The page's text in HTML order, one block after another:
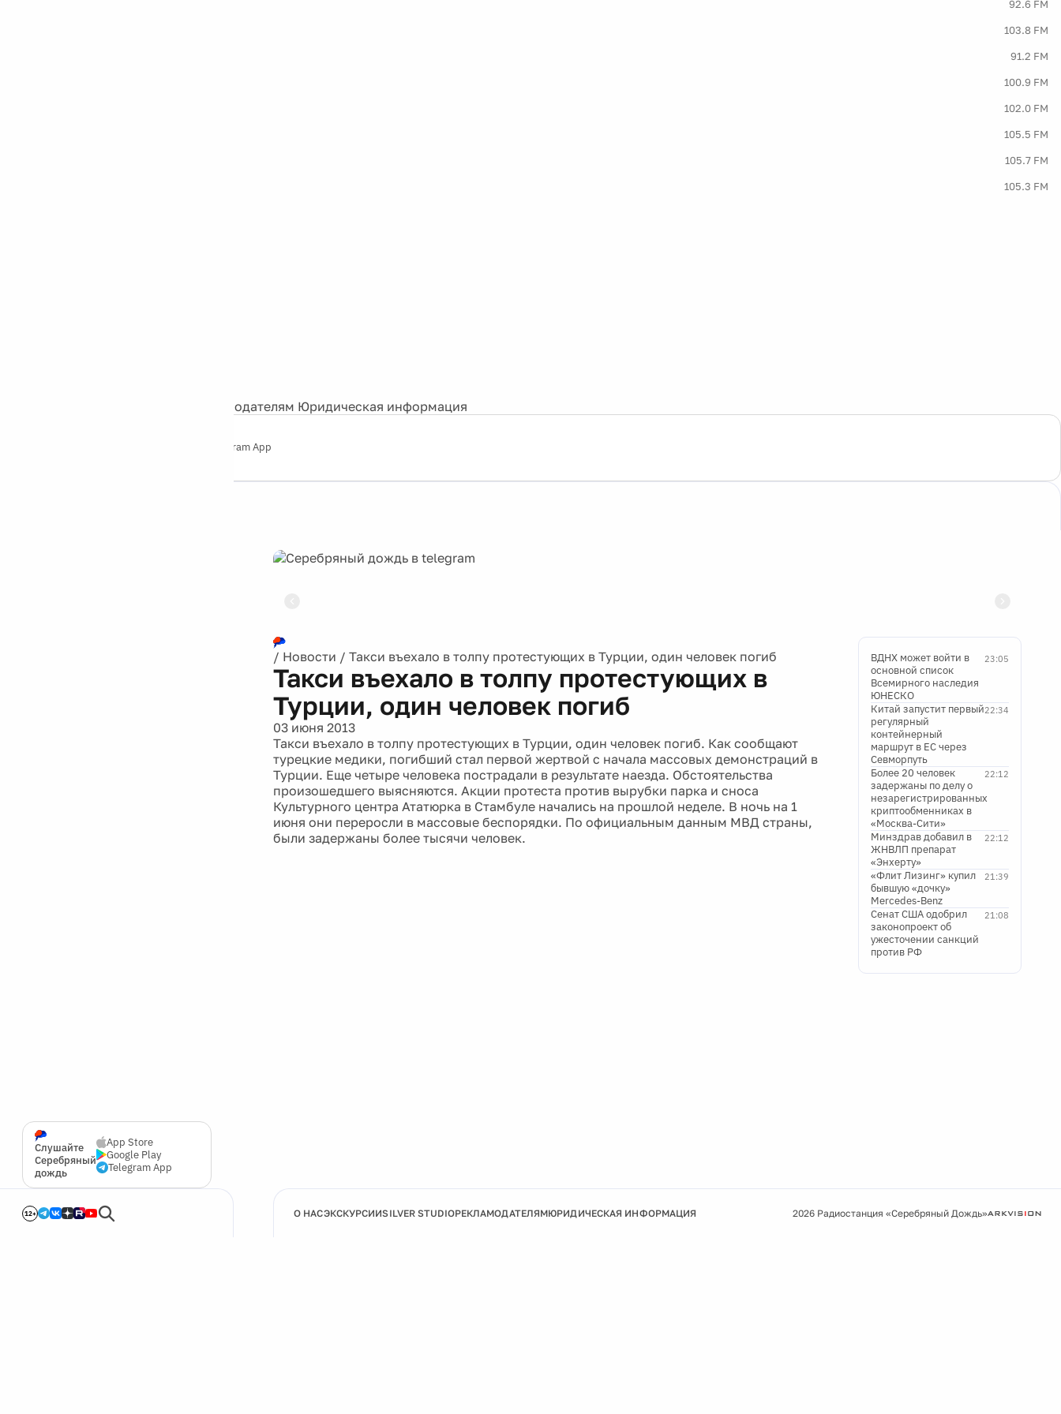
92.6 FM
103.8 FM
91.2 FM
100.9 FM
102.0 FM
105.5 FM
105.7 FM
105.3 FM
Рекламодателям Юридическая информация
Telegram App
Слушайте
Серебряный
дождь
App Store
Google Play
Telegram App
12+
/ Новости / Такси въехало в толпу протестующих в Турции, один человек погиб
Такси въехало в толпу протестующих в
Турции, один человек погиб
03 июня 2013
Такси въехало в толпу протестующих в Турции, один человек погиб. Как сообщают
турецкие медики, погибший стал первой жертвой с начала массовых демонстраций в
Турции. Еще четыре человека пострадали в результате наезда. Обстоятельства
произошедшего выясняются. Акции протеста против вырубки парка и сноса
Культурного центра Ататюрка в Стамбуле начались на прошлой неделе. В ночь на 1
июня они переросли в массовые беспорядки. По официальным данным МВД страны,
были задержаны более тысячи человек.
23:05
ВДНХ может войти в
основной список
Всемирного наследия
ЮНЕСКО
22:34
Китай запустит первый
регулярный
контейнерный
маршрут в ЕС через
Севморпуть
22:12
Более 20 человек
задержаны по делу о
незарегистрированных
криптообменниках в
«Москва-Сити»
22:12
Минздрав добавил в
ЖНВЛП препарат
«Энхерту»
21:39
«Флит Лизинг» купил
бывшую «дочку»
Mercedes-Benz
21:08
Сенат США одобрил
законопроект об
ужесточении санкций
против РФ
О НАСЭКСКУРСИИSILVER STUDIOРЕКЛАМОДАТЕЛЯМЮРИДИЧЕСКАЯ ИНФОРМАЦИЯ 2026 Радиостанция «Серебряный Дождь»